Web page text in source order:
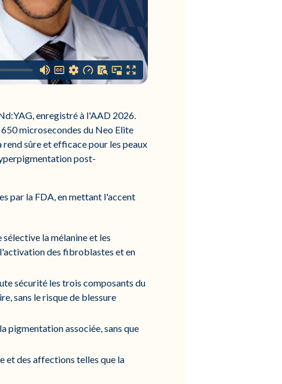
enregistré à l'AAD 2026.
microsecondes du Neo Elite
sûre et efficace pour les peaux
post-
par la FDA, en mettant l'accent
la mélanine et les
des fibroblastes et en
sécurité les trois composants du
sans le risque de blessure
pigmentation associée, sans que
et des affections telles que la